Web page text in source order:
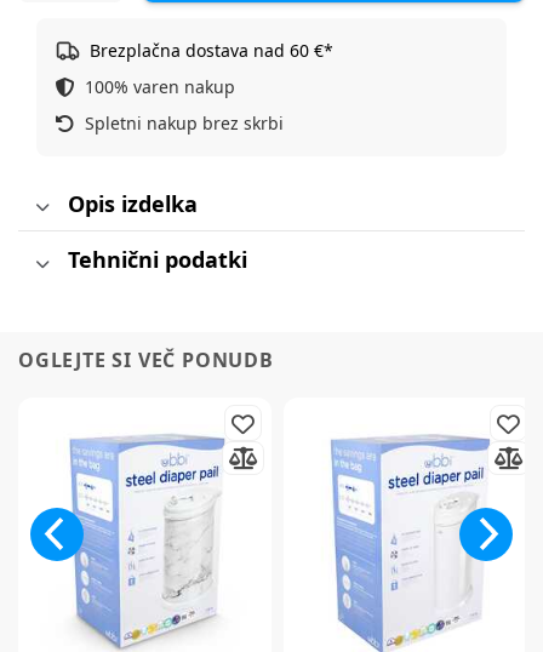
Brezplačna dostava nad 60 €*
100% varen nakup
Spletni nakup brez skrbi
Opis izdelka
Tehnični podatki
OGLEJTE SI VEČ PONUDB